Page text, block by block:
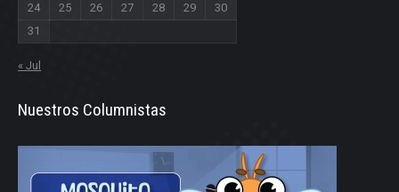
24
25 26 27 28 29
30
31
« Jul
Nuestros Columnistas